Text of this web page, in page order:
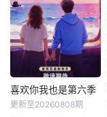
喜欢你我也是第六季
更新至20260808期